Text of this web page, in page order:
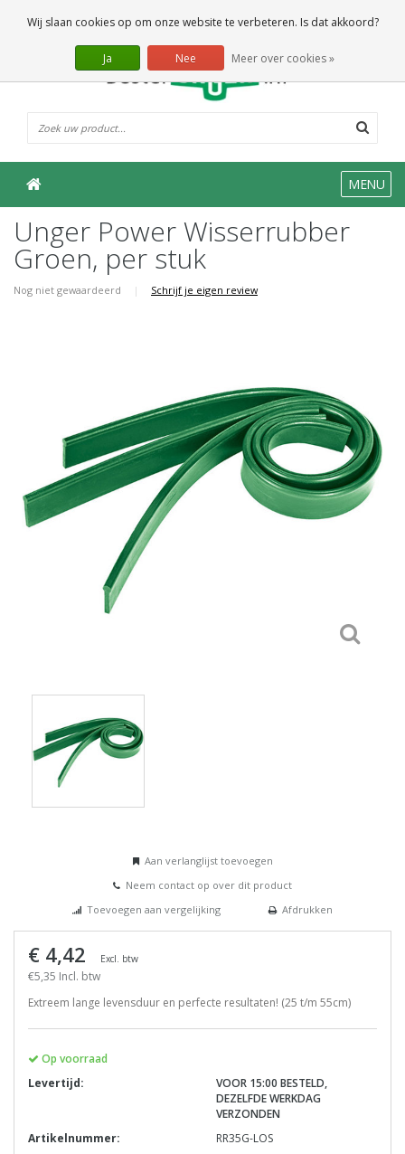
0 Artikelen
MENU
Unger Power Wisserrubber
Groen, per stuk
Nog niet gewaardeerd | Schrijf je eigen review
Aan verlanglijst toevoegen
Neem contact op over dit product
Toevoegen aan vergelijking
Afdrukken
€ 4,42 Excl. btw
€5,35 Incl. btw
Extreem lange levensduur en perfecte resultaten! (25 t/m 55cm)
Op voorraad
Levertijd:
VOOR 15:00 BESTELD,
DEZELFDE WERKDAG
VERZONDEN
Artikelnummer:
RR35G-LOS
Wij slaan cookies op om onze website te verbeteren. Is dat akkoord?
Ja Nee Meer over cookies »